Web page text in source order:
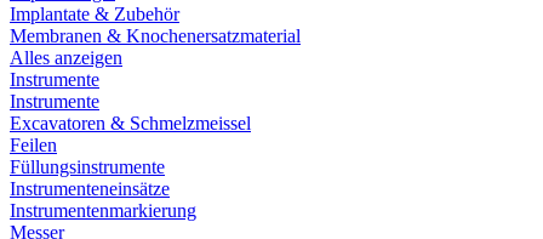
Implantate & Zubehör
Membranen & Knochenersatzmaterial
Alles anzeigen
Instrumente
Instrumente
Excavatoren & Schmelzmeissel
Feilen
Füllungsinstrumente
Instrumenteneinsätze
Instrumentenmarkierung
Messer